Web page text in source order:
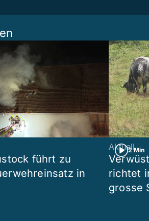
führt zu
in
2 Min
Aktuell
richtet
grosse